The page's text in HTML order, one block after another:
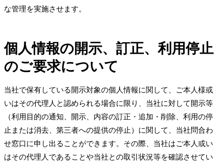
な管理を実施させます。
個人情報の開示、訂正、利用停止
のご要求について
当社で保有している開示対象の個人情報に関して、ご本人様或
いはその代理人と認められる場合に限り、当社に対して開示等
（利用目的の通知、開示、内容の訂正・追加・削除、利用の停
止または消去、第三者への提供の停止）に関して、当社問合わ
せ窓口に申し出ることができます。その際、当社はご本人或い
はその代理人であることや当社との取引状況等を確認させてい